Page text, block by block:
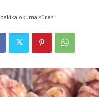
dakika okuma süresi